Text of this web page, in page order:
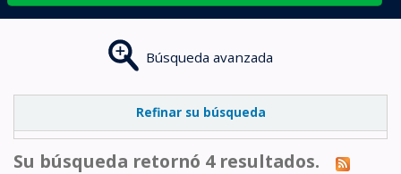
Búsqueda avanzada
Refinar su búsqueda
Su búsqueda retornó 4 resultados.